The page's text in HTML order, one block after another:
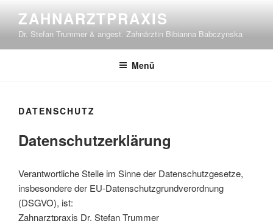
Inhalt
springen
ZAHNARZTPRAXIS
Dr. Stefan Trummer & angest. Zahnärztin Bibianna Babczynska
Menü
DATENSCHUTZ
Datenschutzerklärung
Verantwortliche Stelle im Sinne der Datenschutzgesetze,
insbesondere der EU-Datenschutzgrundverordnung
(DSGVO), ist:
Zahnarztpraxis Dr. Stefan Trummer